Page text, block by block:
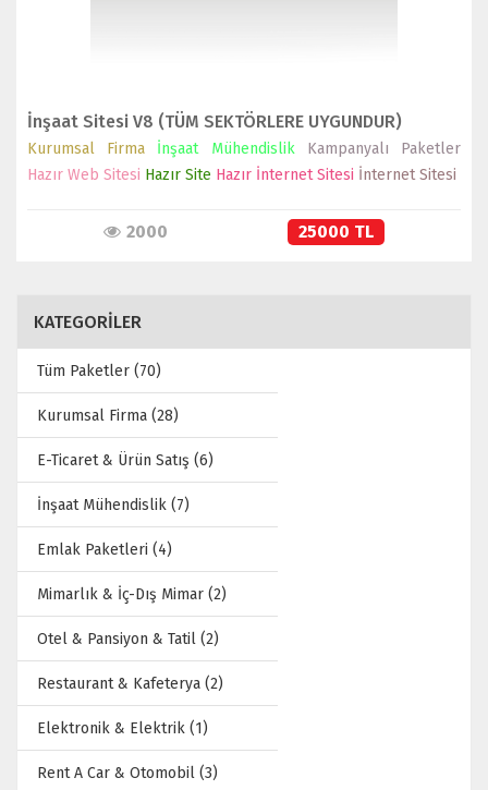
İnşaat Sitesi V8 (TÜM SEKTÖRLERE UYGUNDUR)
Kurumsal Firma İnşaat Mühendislik
Kampanyalı Paketler
Hazır Web Sitesi Hazır Site Hazır İnternet Sitesi İnternet Sitesi
2000 25000 TL
KATEGORİLER
Tüm Paketler (70)
Kurumsal Firma (28)
E-Ticaret & Ürün Satış (6)
İnşaat Mühendislik (7)
Emlak Paketleri (4)
Mimarlık & İç-Dış Mimar (2)
Otel & Pansiyon & Tatil (2)
Restaurant & Kafeterya (2)
Elektronik & Elektrik (1)
Rent A Car & Otomobil (3)